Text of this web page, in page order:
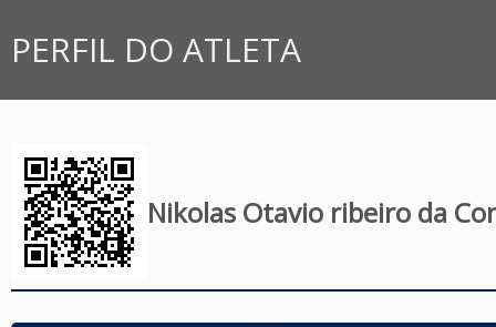
PERFIL DO ATLETA
Nikolas Otavio ribeiro da